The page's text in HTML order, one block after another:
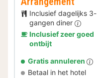
Inclusief dagelijks 3-
gangen diner
Inclusief zeer goed
ontbijt
Gratis annuleren
Betaal in het hotel